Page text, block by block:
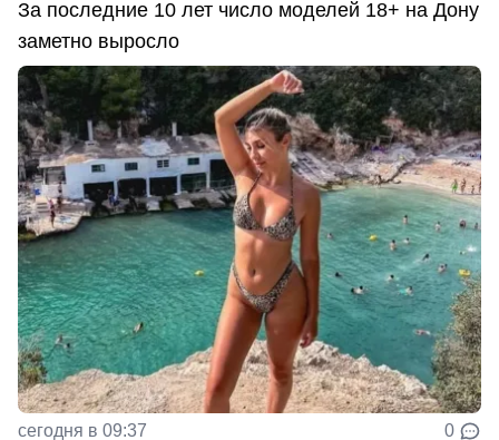
За последние 10 лет число моделей 18+ на Дону
заметно выросло
сегодня в 09:37 0